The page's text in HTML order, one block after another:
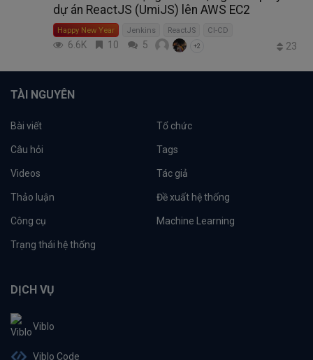
dự án ReactJS (UmiJS) lên AWS EC2
Happy New Year Jenkins ReactJS CI-CD
6.6K 10 5 +2 23
TÀI NGUYÊN
Bài viết Tổ chức
Câu hỏi Tags
Videos Tác giả
Thảo luận Đề xuất hệ thống
Công cụ Machine Learning
Trạng thái hệ thống
DỊCH VỤ
Viblo
Viblo Code